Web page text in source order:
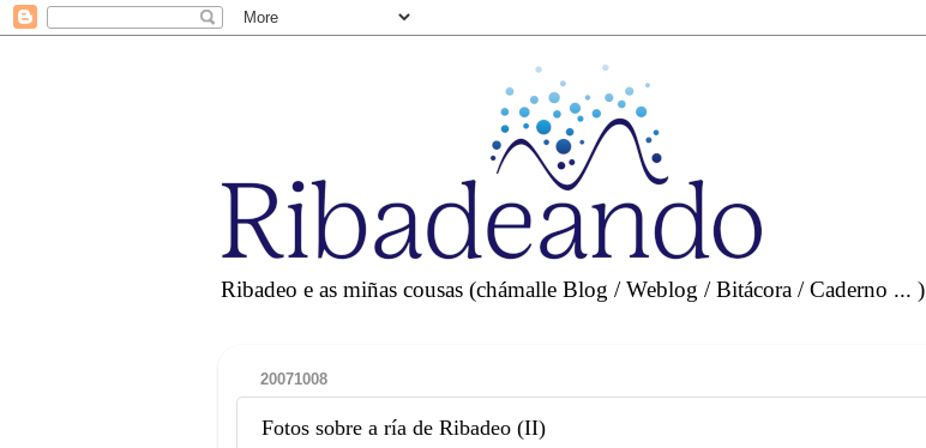
Ribadeo e as miñas cousas (chámalle Blog / Weblog / Bitácora / Caderno ... )
20071008
Fotos sobre a ría de Ribadeo (II)